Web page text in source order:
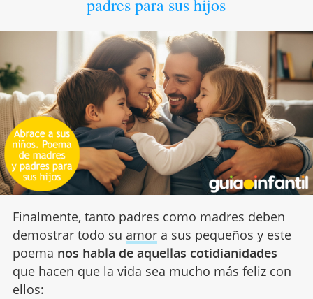
padres para sus hijos
Finalmente, tanto padres como madres deben
demostrar todo su amora sus pequeños y este
poema nos habla de aquellas cotidianidades
que hacen que la vida sea mucho más feliz con
ellos: